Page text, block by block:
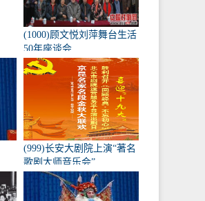
(1000)顾文悦刘萍舞台生活
50年座谈会
(999)长安大剧院上演“著名
歌剧大师音乐会”